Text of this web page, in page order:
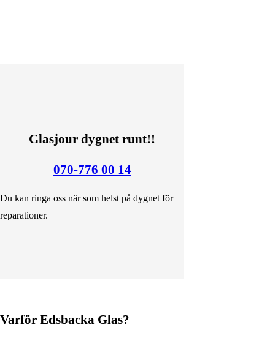
Glasjour dygnet runt!!
070-776 00 14
Du kan ringa oss när som helst på dygnet för
reparationer.
Varför Edsbacka Glas?